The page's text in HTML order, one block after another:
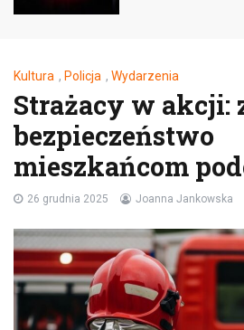
Kultura , Policja , Wydarzenia
Strażacy w akcji:
bezpieczeństwo
mieszkańcom
26 grudnia 2025 Joanna Jankowska